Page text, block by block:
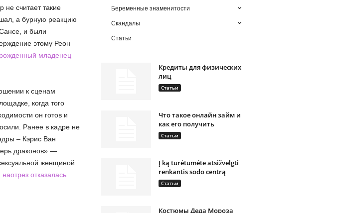
не считает такие
а бурную реакцию
и были
этому Реон
младенец
к сценам
когда того
он готов и
Ранее в кадре не
– Кэрис Ван
драконов» —
женщиной
отказалась
Беременные знаменитости
Скандалы
Статьи
Кредиты для физических
лиц
Статьи
Что такое онлайн займ и
как его получить
Статьи
Į ką turėtumėte atsižvelgti
renkantis sodo centrą
Статьи
Костюмы Деда Мороза